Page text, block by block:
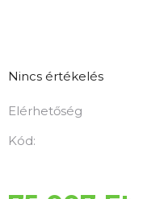
A
átlagos
értékelése
0,0
Nincs értékelés
Elérhetőség
Kód: